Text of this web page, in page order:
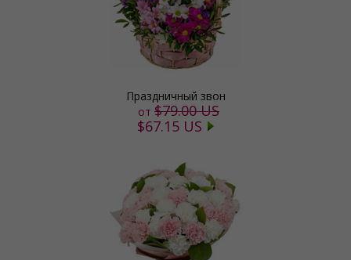
Праздничный звон
от $79.00 US
$67.15 US